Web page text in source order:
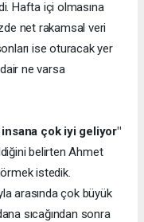
Hafta içi olmasına
net rakamsal veri
ise oturacak yer
ne varsa
insana çok iyi geliyor"
belirten Ahmet
istedik.
arasında çok büyük
sıcağından sonra